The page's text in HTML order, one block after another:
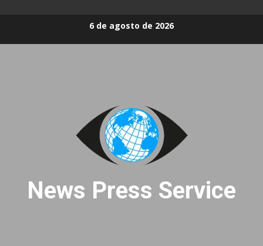
6 de agosto de 2026
News Press Service